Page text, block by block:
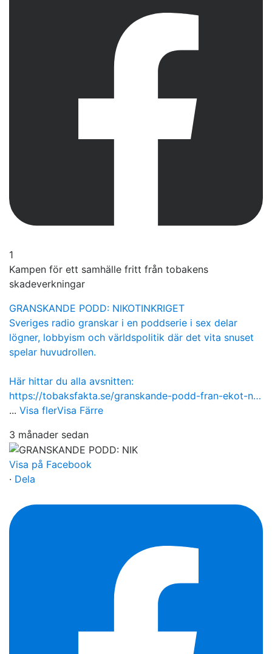
1
Kampen för ett samhälle fritt från tobakens
skadeverkningar
GRANSKANDE PODD: NIKOTINKRIGET
Sveriges radio granskar i en poddserie i sex delar
lögner, lobbyism och världspolitik där det vita snuset
spelar huvudrollen.
Här hittar du alla avsnitten:
https://tobaksfakta.se/granskande-podd-fran-ekot-n…
... Visa flerVisa Färre
3 månader sedan
Visa på Facebook
· Dela